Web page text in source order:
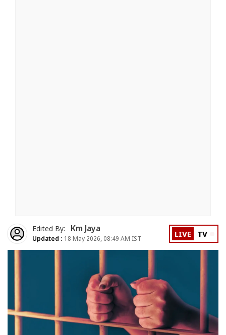
Edited By: Km Jaya
Updated : 18 May 2026, 08:49 AM IST LIVE TV